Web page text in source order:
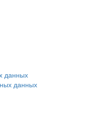
данных
данных